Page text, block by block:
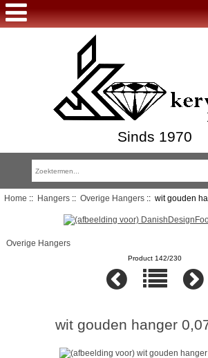
Sinds 1970
Home :: Hangers:: Overige Hangers:: wit gouden
Overige Hangers
Product 142/230
wit gouden hanger